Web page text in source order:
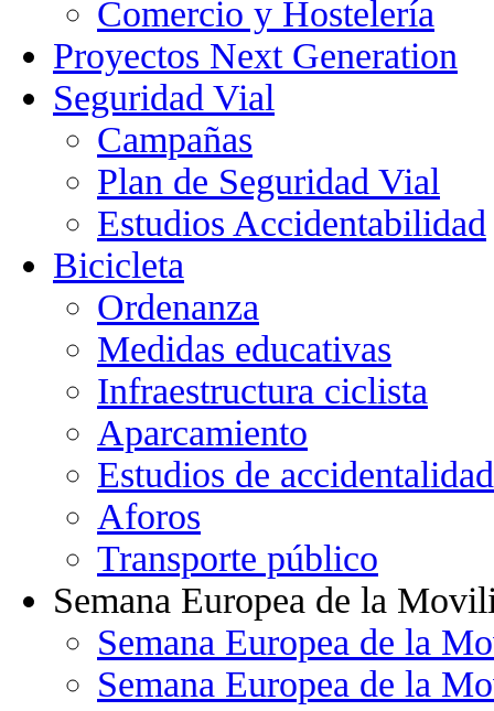
Comercio y Hostelería
Proyectos Next Generation
Seguridad Vial
Campañas
Plan de Seguridad Vial
Estudios Accidentabilidad
Bicicleta
Ordenanza
Medidas educativas
Infraestructura ciclista
Aparcamiento
Estudios de accidentalidad
Aforos
Transporte público
Semana Europea de la
Semana Europea de la
Semana Europea de la